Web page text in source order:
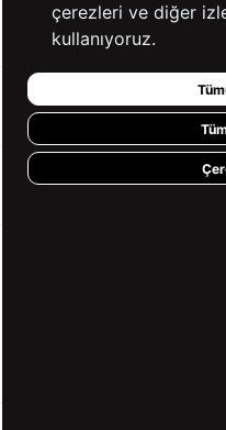
YARDIM
BİZE ULAŞIN
HIZLI ERİŞİM
çerezleri ve diğer
kullanıyoruz.